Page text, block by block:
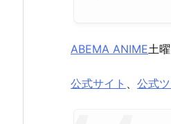
ABEMA ANIME土
公式サイト 、 公式